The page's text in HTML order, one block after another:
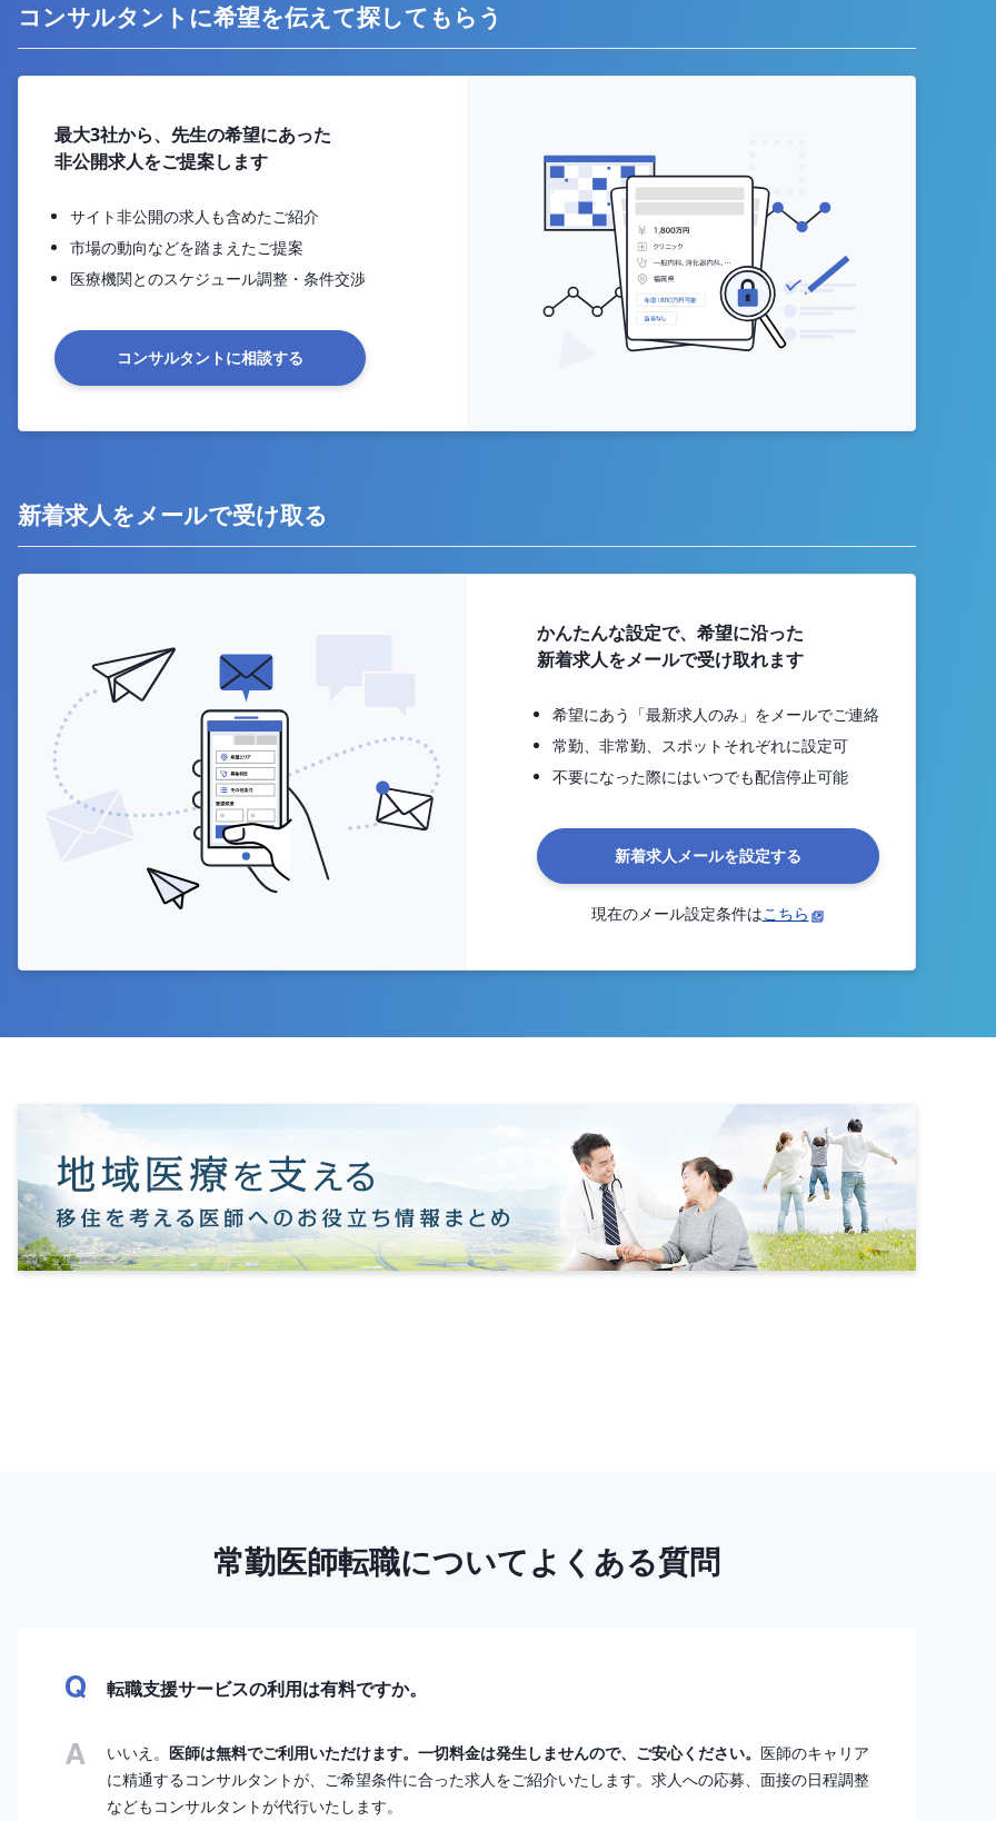
コンサルタントに希望を伝えて探してもらう
最大3社から、先生の希望にあった
非公開求人をご提案します
サイト非公開の求人も含めたご紹介
市場の動向などを踏まえたご提案
医療機関とのスケジュール調整・条件交渉
コンサルタントに相談する
新着求人をメールで受け取る
かんたんな設定で、希望に沿った
新着求人をメールで受け取れます
希望にあう「最新求人のみ」をメールでご連絡
常勤、非常勤、スポットそれぞれに設定可
不要になった際にはいつでも配信停止可能
新着求人メールを設定する
現在のメール設定条件はこちら
常勤医師転職についてよくある質問
転職支援サービスの利用は有料ですか。
いいえ。 医師は無料でご利用いただけます。一切料金は発生しませんので、ご安心ください。 医師のキャリア
に精通するコンサルタントが、ご希望条件に合った求人をご紹介いたします。求人への応募、面接の日程調整
などもコンサルタントが代行いたします。